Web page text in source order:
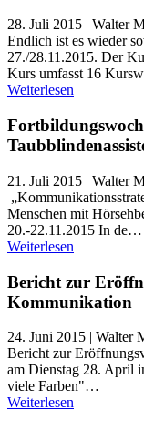
28. Juli 2015 | Walter
Endlich ist es wieder
27./28.11.2015. Der
Kurs umfasst 16
Weiterlesen
21. Juli 2015 | Walter
Menschen mit
20.-22.11.2015 In de…
Weiterlesen
Bericht zur
Kommunikation
24. Juni 2015 | Walter
Bericht zur
am Dienstag 28.
viele Farben"…
Weiterlesen